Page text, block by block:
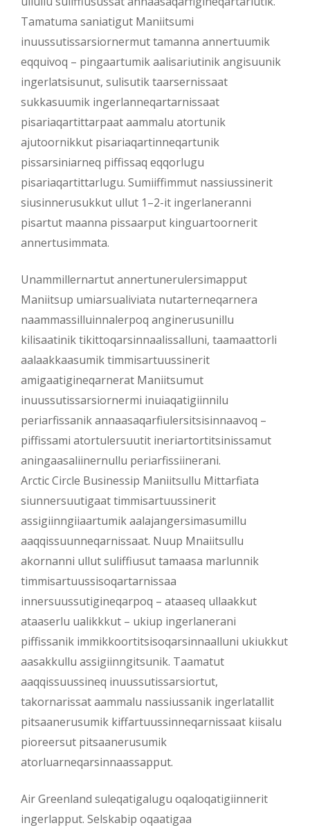
Tamatuma saniatigut Maniitsumi
inuussutissarsiornermut tamanna annertuumik
eqquivoq – pingaartumik aalisariutinik angisuunik
ingerlatsisunut, sulisutik taarsernissaat
sukkasuumik ingerlanneqartarnissaat
pisariaqartittarpaat aammalu atortunik
ajutoornikkut pisariaqartinneqartunik
pissarsiniarneq piffissaq eqqorlugu
pisariaqartittarlugu. Sumiiffimmut nassiussinerit
siusinnerusukkut ullut 1–2-it ingerlaneranni
pisartut maanna pissaarput kinguartoornerit
annertusimmata.
Unammillernartut annertunerulersimapput
Maniitsup umiarsualiviata nutarterneqarnera
naammassilluinnalerpoq anginerusunillu
kilisaatinik tikittoqarsinnaalissalluni, taamaattorli
aalaakkaasumik timmisartuussinerit
amigaatigineqarnerat Maniitsumut
inuussutissarsiornermi inuiaqatigiinnilu
periarfissanik annaasaqarfiulersitsisinnaavoq –
piffissami atortulersuutit ineriartortitsinissamut
aningaasaliinernullu periarfissiinerani.
Arctic Circle Businessip Maniitsullu Mittarfiata
siunnersuutigaat timmisartuussinerit
assigiinngiiaartumik aalajangersimasumillu
aaqqissuunneqarnissaat. Nuup Mnaiitsullu
akornanni ullut suliffiusut tamaasa marlunnik
timmisartuussisoqartarnissaa
innersuussutigineqarpoq – ataaseq ullaakkut
ataaserlu ualikkkut – ukiup ingerlanerani
piffissanik immikkoortitsisoqarsinnaalluni ukiukkut
aasakkullu assigiinngitsunik. Taamatut
aaqqissuussineq inuussutissarsiortut,
takornarissat aammalu nassiussanik ingerlatallit
pitsaanerusumik kiffartuussinneqarnissaat kiisalu
pioreersut pitsaanerusumik
atorluarneqarsinnaassapput.
Air Greenland suleqatigalugu oqaloqatigiinnerit
ingerlapput. Selskabip oqaatigaa